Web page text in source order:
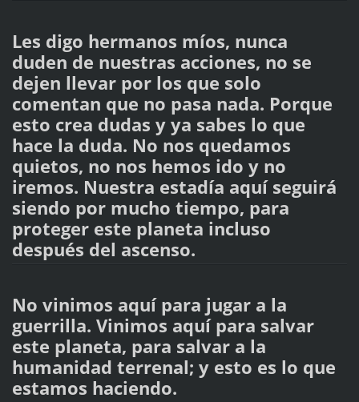
Les digo hermanos míos, nunca
duden de nuestras acciones, no se
dejen llevar por los que solo
comentan que no pasa nada. Porque
esto crea dudas y ya sabes lo que
hace la duda. No nos quedamos
quietos, no nos hemos ido y no
iremos. Nuestra estadía aquí seguirá
siendo por mucho tiempo, para
proteger este planeta incluso
después del ascenso.
No vinimos aquí para jugar a la
guerrilla. Vinimos aquí para salvar
este planeta, para salvar a la
humanidad terrenal; y esto es lo que
estamos haciendo.